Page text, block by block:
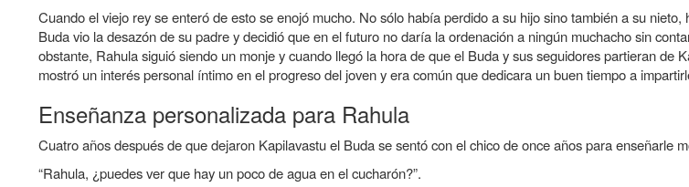
Cuando el viejo rey se enteró de esto se enojó mucho. No sólo había perdido a su hijo sino también a su
Buda vio la desazón de su padre y decidió que en el futuro no daría la ordenación a ningún muchacho sin
obstante, Rahula siguió siendo un monje y cuando llegó la hora de que el Buda y sus seguidores partieran de
mostró un interés personal íntimo en el progreso del joven y era común que dedicara un buen tiempo a
Enseñanza personalizada para Rahula
Cuatro años después de que dejaron Kapilavastu el Buda se sentó con el chico de once años para enseñarle
“Rahula, ¿puedes ver que hay un poco de agua en el cucharón?”.